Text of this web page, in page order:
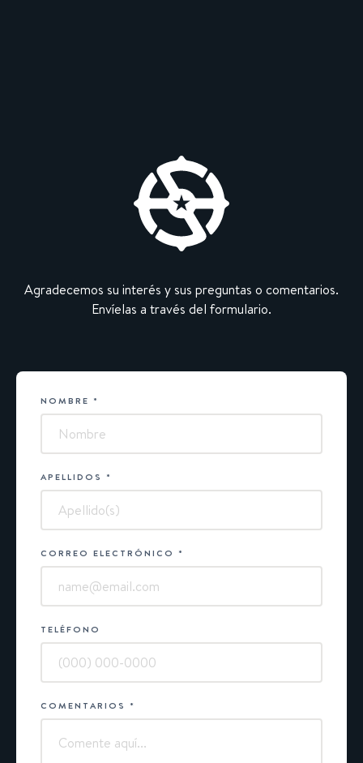
Agradecemos su interés y sus preguntas o comentarios.
Envíelas a través del formulario.
Water
Magazine
NOMBRE *
APELLIDOS *
CORREO ELECTRÓNICO *
TELÉFONO
COMENTARIOS *